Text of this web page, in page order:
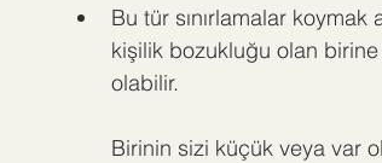
Bu tür sınırlamalar koymak
kişilik bozukluğu olan birine
olabilir.
Birinin sizi küçük veya var